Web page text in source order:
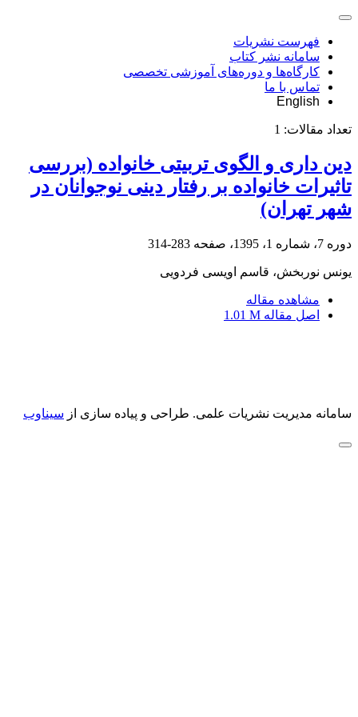
فهرست نشریات
سامانه نشر کتاب
کارگاه‌ها و دوره‌های آموزشی تخصصی
تماس با ما
English
تعداد مقالات: 1
دین داری و الگوی تربیتی خانواده (بررسی
تاثیرات خانواده بر رفتار دینی نوجوانان در
شهر تهران)
دوره 7، شماره 1، 1395، صفحه 283-314
یونس نوربخش، قاسم اویسی فردویی
مشاهده مقاله
اصل مقاله 1.01 M
سامانه مدیریت نشریات علمی. طراحی و پیاده سازی از سیناوب